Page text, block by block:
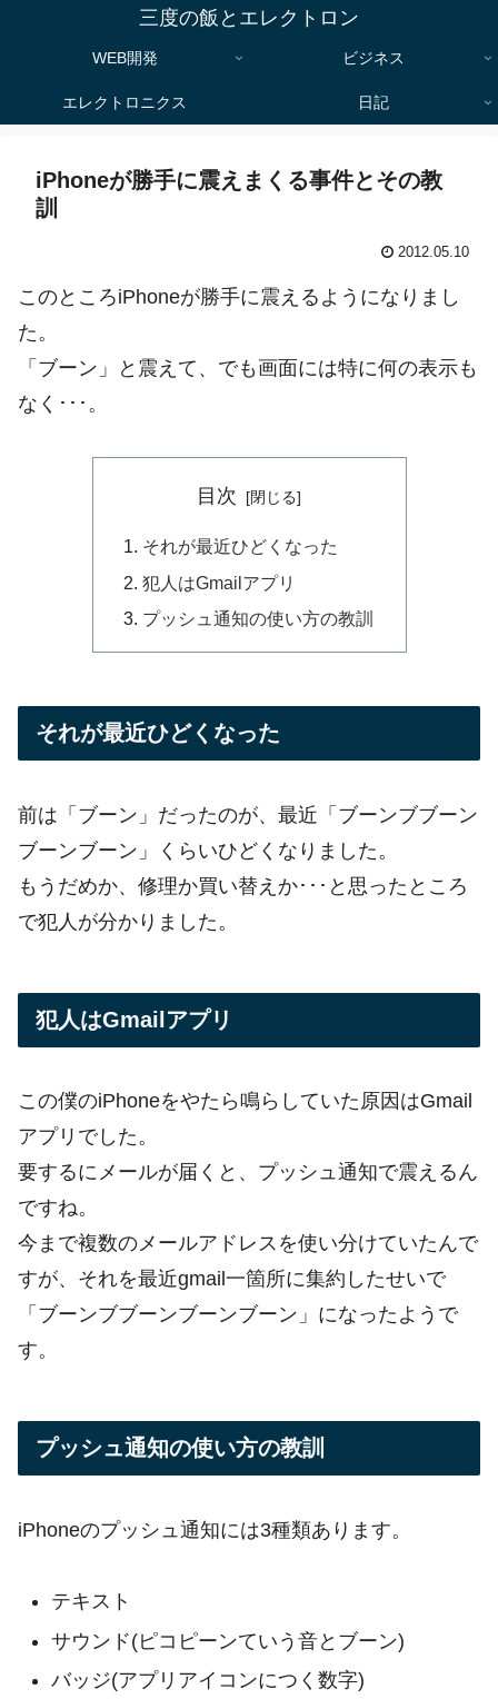
三度の飯とエレクトロン
WEB開発 ビジネス
エレクトロニクス 日記
iPhoneが勝手に震えまくる事件とその教
訓
2012.05.10
このところiPhoneが勝手に震えるようになりまし
た。
「ブーン」と震えて、でも画面には特に何の表示も
なく･･･。
目次
それが最近ひどくなった
犯人はGmailアプリ
プッシュ通知の使い方の教訓
それが最近ひどくなった
前は「ブーン」だったのが、最近「ブーンブブーン
ブーンブーン」くらいひどくなりました。
もうだめか、修理か買い替えか･･･と思ったところ
で犯人が分かりました。
犯人はGmailアプリ
この僕のiPhoneをやたら鳴らしていた原因はGmail
アプリでした。
要するにメールが届くと、プッシュ通知で震えるん
ですね。
今まで複数のメールアドレスを使い分けていたんで
すが、それを最近gmail一箇所に集約したせいで
「ブーンブブーンブーンブーン」になったようで
す。
プッシュ通知の使い方の教訓
iPhoneのプッシュ通知には3種類あります。
テキスト
サウンド(ピコピーンていう音とブーン)
バッジ(アプリアイコンにつく数字)